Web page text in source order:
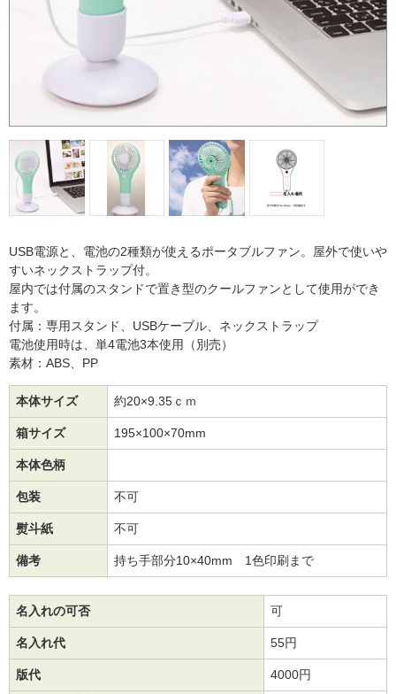
USB電源と、電池の2種類が使えるポータブルファン。屋外で使いや
すいネックストラップ付。
屋内では付属のスタンドで置き型のクールファンとして使用ができ
ます。
付属：専用スタンド、USBケーブル、ネックストラップ
電池使用時は、単4電池3本使用（別売）
素材：ABS、PP
本体サイズ 約20×9.35ｃｍ
箱サイズ 195×100×70mm
本体色柄
包装 不可
熨斗紙 不可
備考 持ち手部分10×40mm 1色印刷まで
名入れの可否 可
名入れ代 55円
版代 4000円